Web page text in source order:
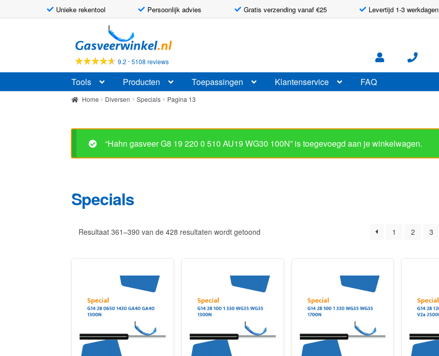
Unieke rekentool Persoonlijk advies Gratis verzending vanaf €25 Levertijd 1-3 werkdagen
door
naar
navigatie
naar
de
inhoud
9.2 -5108 reviews
Tools Producten Toepassingen Klantenservice FAQ
Home Diversen Specials Pagina 13
“Hahn gasveer G8 19 220 0 510 AU19 WG30 100N” is toegevoegd aan je winkelwagen.
Specials
Resultaat 361–390 van de 428 resultaten wordt getoond 1 2 3